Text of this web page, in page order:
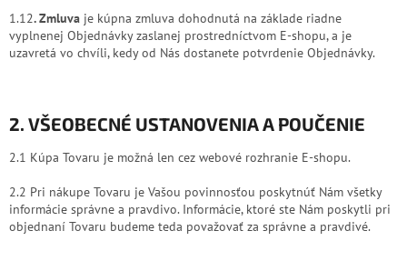
1.12. Zmluva je kúpna zmluva dohodnutá na základe riadne
vyplnenej Objednávky zaslanej prostredníctvom E-shopu, a je
uzavretá vo chvíli, kedy od Nás dostanete potvrdenie Objednávky.
2. VŠEOBECNÉ USTANOVENIA A POUČENIE
2.1 Kúpa Tovaru je možná len cez webové rozhranie E-shopu.
2.2 Pri nákupe Tovaru je Vašou povinnosťou poskytnúť Nám všetky
informácie správne a pravdivo. Informácie, ktoré ste Nám poskytli pri
objednaní Tovaru budeme teda považovať za správne a pravdivé.